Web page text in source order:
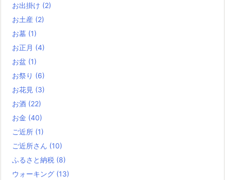
お出掛け (2)
お土産 (2)
お墓 (1)
お正月 (4)
お盆 (1)
お祭り (6)
お花見 (3)
お酒 (22)
お金 (40)
ご近所 (1)
ご近所さん (10)
ふるさと納税 (8)
ウォーキング (13)